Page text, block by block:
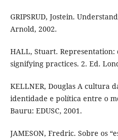
GRIPSRUD, Jostein.
Arnold, 2002.
HALL, Stuart.
signifying practices. 2. Ed.
KELLNER, Douglas A cultura
identidade e política entre o
Bauru: EDUSC, 2001.
JAMESON, Fredric. Sobre os